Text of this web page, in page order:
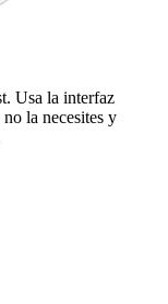
Usa la interfaz
la necesites y